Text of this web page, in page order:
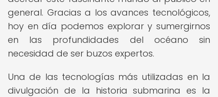
general. Gracias a los avances tecnológicos,
hoy en día podemos explorar y sumergirnos
en las profundidades del océano sin
necesidad de ser buzos expertos.
Una de las tecnologías más utilizadas en la
divulgación de la historia submarina es la